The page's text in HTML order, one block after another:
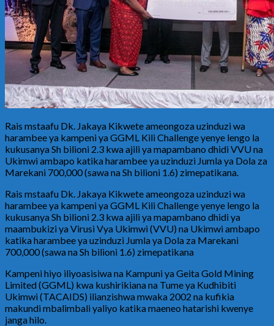
Rais mstaafu Dk. Jakaya Kikwete ameongoza uzinduzi wa
harambee ya kampeni ya GGML Kili Challenge yenye lengo la
kukusanya Sh bilioni 2.3 kwa ajili ya mapambano dhidi VVU na
Ukimwi ambapo katika harambee ya uzinduzi Jumla ya Dola za
Marekani 700,000 (sawa na Sh bilioni 1.6) zimepatikana.
Rais mstaafu Dk. Jakaya Kikwete ameongoza uzinduzi wa
harambee ya kampeni ya GGML Kili Challenge yenye lengo la
kukusanya Sh bilioni 2.3 kwa ajili ya mapambano dhidi ya
maambukizi ya Virusi Vya Ukimwi (VVU) na Ukimwi ambapo
katika harambee ya uzinduzi Jumla ya Dola za Marekani
700,000 (sawa na Sh bilioni 1.6) zimepatikana
Kampeni hiyo iliyoasisiwa na Kampuni ya Geita Gold Mining
Limited (GGML) kwa kushirikiana na Tume ya Kudhibiti
Ukimwi (TACAIDS) ilianzishwa mwaka 2002 na kufikia
makundi mbalimbali yaliyo katika maeneo hatarishi kwenye
janga hilo.